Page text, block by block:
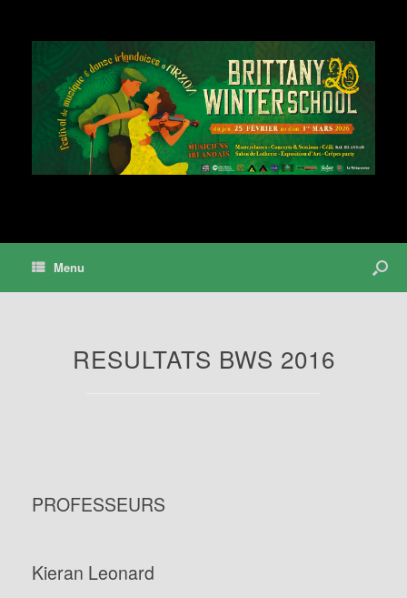
Menu
RESULTATS BWS 2016
PROFESSEURS
Kieran Leonard